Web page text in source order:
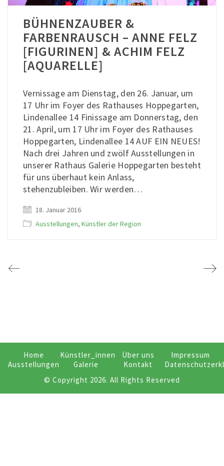
BÜHNENZAUBER &
FARBENRAUSCH – ANNE FELZ
[FIGURINEN] & ACHIM FELZ
[AQUARELLE]
Vernissage am Dienstag, den 26. Januar, um
17 Uhr im Foyer des Rathauses Hoppegarten,
Lindenallee 14 Finissage am Donnerstag, den
21. April, um 17 Uhr im Foyer des Rathauses
Hoppegarten, Lindenallee 14 AUF EIN NEUES!
Nach drei Jahren und zwölf Ausstellungen in
unserer Rathaus Galerie Hoppegarten besteht
für uns überhaut kein Anlass,
stehenzubleiben. Wir werden…
18. Januar 2016
Ausstellungen, Künstler der Region
Home
Ausstellungen
Künstler_innen
Galerie
Über uns
Kontakt
Impressum
© Copyright 2026. All Rights Reserved